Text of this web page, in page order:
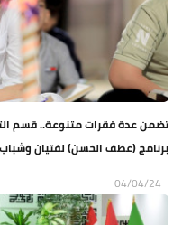
تضمن عدة فقرات متنوعة.. قسم
برنامج (عطف الحسن) لفتيان
04/04/24